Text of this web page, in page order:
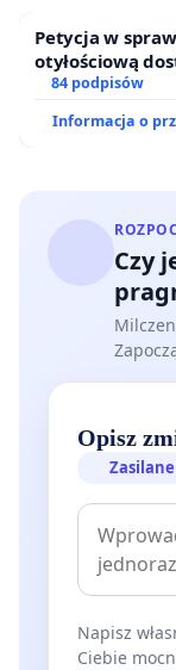
Petycja w
otyłościową
oraz
84 podpisów
Informacja o
Czy
Opisz
Napisz
Ciebie